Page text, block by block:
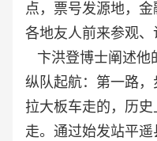
点，票号发源地，金
各地友人前来参观、
卞洪登博士阐述他
纵队起航：第一路
拉大板车走的，历
走。通过始发站平